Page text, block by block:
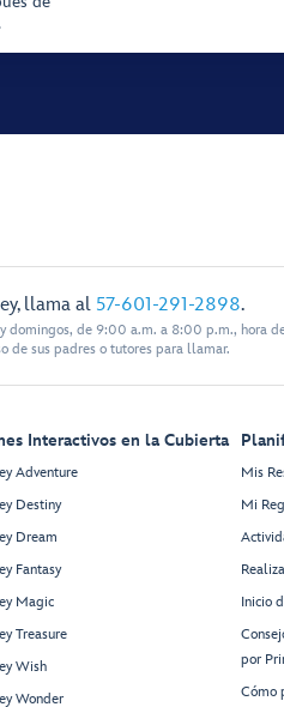
llama al 57-601-291-2898.
domingos, de 9:00 a.m. a 8:00 p.m., hora
de sus padres o tutores para llamar.
Interactivos en la Cubierta
Adventure
Destiny
Dream
Fantasy
Magic
Treasure
Wish
Wonder
Mis
Mi
Inicio
por
Cómo